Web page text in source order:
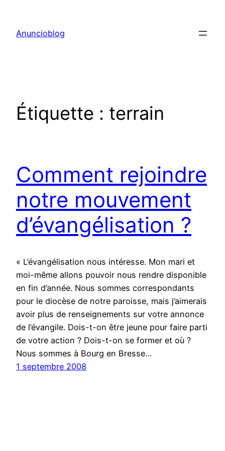
contenu
Anuncioblog
Étiquette : terrain
Comment rejoindre
notre mouvement
d’évangélisation ?
« L’évangélisation nous intéresse. Mon mari et
moi-même allons pouvoir nous rendre disponible
en fin d’année. Nous sommes correspondants
pour le diocèse de notre paroisse, mais j’aimerais
avoir plus de renseignements sur votre annonce
de l’évangile. Dois-t-on être jeune pour faire parti
de votre action ? Dois-t-on se former et où ?
Nous sommes à Bourg en Bresse…
1 septembre 2008